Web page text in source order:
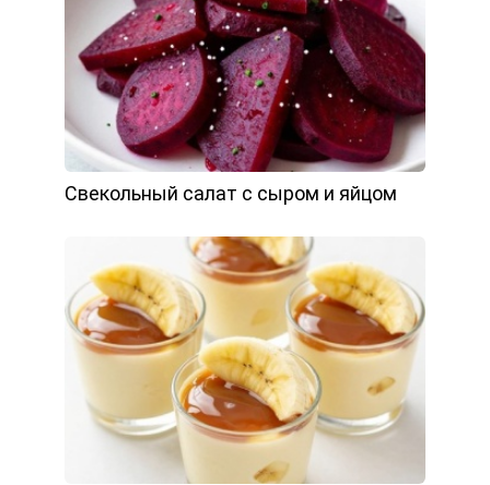
Свекольный салат с сыром и яйцом